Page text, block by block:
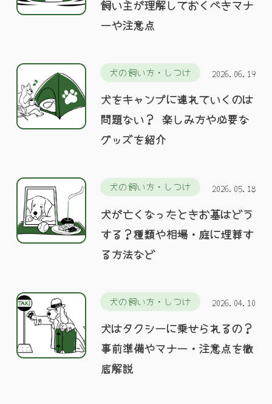
飼い主が理解しておくべきマナ
ーや注意点
犬の飼い方・しつけ 2026.06.19
犬をキャンプに連れていくのは
問題ない？ 楽しみ方や必要な
グッズを紹介
犬の飼い方・しつけ 2026.05.18
犬が亡くなったときお墓はどう
する？種類や相場・庭に埋葬す
る方法など
犬の飼い方・しつけ 2026.04.10
犬はタクシーに乗せられるの？
事前準備やマナー・注意点を徹
底解説